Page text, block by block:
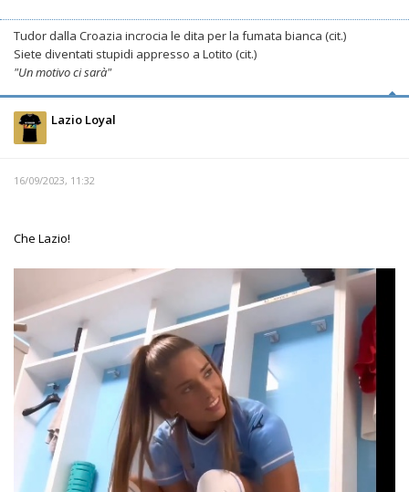
Tudor dalla Croazia incrocia le dita per la fumata bianca (cit.)
Siete diventati stupidi appresso a Lotito (cit.)
"Un motivo ci sarà"
Lazio Loyal
16/09/2023, 11:32
Che Lazio!